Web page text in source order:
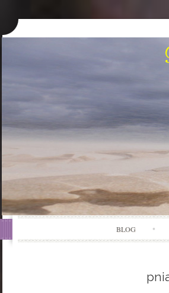
BLOG